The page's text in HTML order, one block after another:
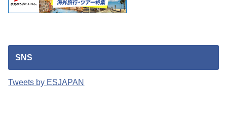
SNS
Tweets by ESJAPAN